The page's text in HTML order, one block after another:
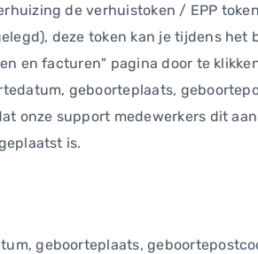
de verhuistoken / EPP
deze token kan je tijdens
en facturen" pagina door te
geboorteplaats,
onze support medewerkers dit
is.
geboorteplaats,